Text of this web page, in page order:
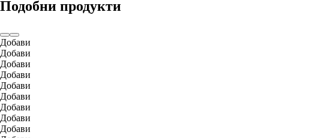
Подобни продукти
Добави
Добави
Добави
Добави
Добави
Добави
Добави
Добави
Добави